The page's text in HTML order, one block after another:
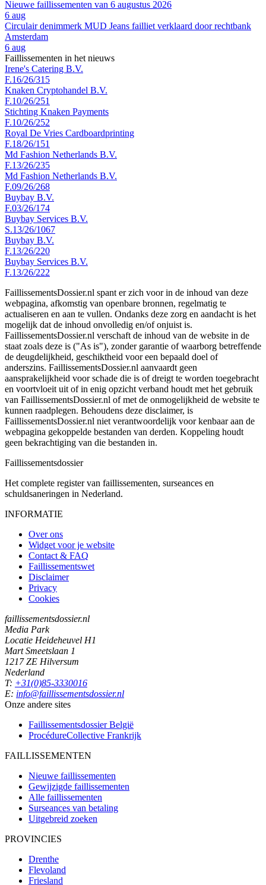
Nieuwe faillissementen van 6 augustus 2026
6 aug
Circulair denimmerk MUD Jeans failliet verklaard door rechtbank
Amsterdam
6 aug
Faillissementen in het nieuws
Irene's Catering B.V.
F.16/26/315
Knaken Cryptohandel B.V.
F.10/26/251
Stichting Knaken Payments
F.10/26/252
Royal De Vries Cardboardprinting
F.18/26/151
Md Fashion Netherlands B.V.
F.13/26/235
Md Fashion Netherlands B.V.
F.09/26/268
Buybay B.V.
F.03/26/174
Buybay Services B.V.
S.13/26/1067
Buybay B.V.
F.13/26/220
Buybay Services B.V.
F.13/26/222
FaillissementsDossier.nl spant er zich voor in de inhoud van deze
webpagina, afkomstig van openbare bronnen, regelmatig te
actualiseren en aan te vullen. Ondanks deze zorg en aandacht is het
mogelijk dat de inhoud onvolledig en/of onjuist is.
FaillissementsDossier.nl verschaft de inhoud van de website in de
staat zoals deze is ("As is"), zonder garantie of waarborg betreffende
de deugdelijkheid, geschiktheid voor een bepaald doel of
anderszins. FaillissementsDossier.nl aanvaardt geen
aansprakelijkheid voor schade die is of dreigt te worden toegebracht
en voortvloeit uit of in enig opzicht verband houdt met het gebruik
van FaillissementsDossier.nl of met de onmogelijkheid de website te
kunnen raadplegen. Behoudens deze disclaimer, is
FaillissementsDossier.nl niet verantwoordelijk voor kenbaar aan de
webpagina gekoppelde bestanden van derden. Koppeling houdt
geen bekrachtiging van die bestanden in.
Faillissementsdossier
Het complete register van faillissementen, surseances en
schuldsaneringen in Nederland.
INFORMATIE
Over ons
Widget voor je website
Contact & FAQ
Faillissementswet
Disclaimer
Privacy
Cookies
faillissementsdossier.nl
Media Park
Locatie Heideheuvel H1
Mart Smeetslaan 1
1217 ZE Hilversum
Nederland
T: +31(0)85-3330016
E: info@faillissementsdossier.nl
Onze andere sites
Faillissementsdossier België
ProcédureCollective Frankrijk
FAILLISSEMENTEN
Nieuwe faillissementen
Gewijzigde faillissementen
Alle faillissementen
Surseances van betaling
Uitgebreid zoeken
PROVINCIES
Drenthe
Flevoland
Friesland